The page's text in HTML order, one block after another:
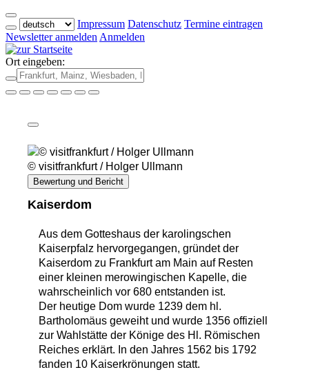
Impressum Datenschutz Termine eintragen
Newsletter anmelden Anmelden
Ort eingeben:
© visitfrankfurt / Holger Ullmann
Bewertung und Bericht
Kaiserdom
Aus dem Gotteshaus der karolingschen
Kaiserpfalz hervorgegangen, gründet der
Kaiserdom zu Frankfurt am Main auf Resten
einer kleinen merowingischen Kapelle, die
wahrscheinlich vor 680 entstanden ist.
Der heutige Dom wurde 1239 dem hl.
Bartholomäus geweiht und wurde 1356 offiziell
zur Wahlstätte der Könige des Hl. Römischen
Reiches erklärt. In den Jahres 1562 bis 1792
fanden 10 Kaiserkrönungen statt.